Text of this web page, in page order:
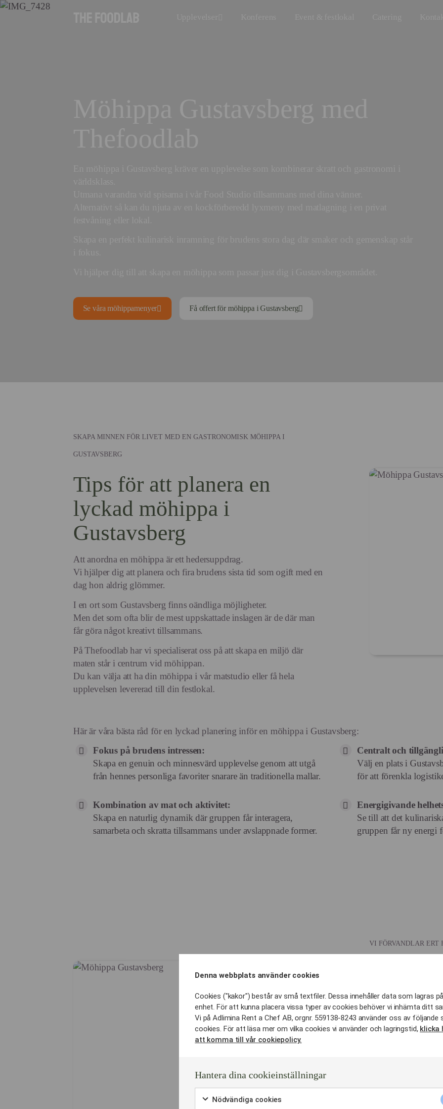
Se våra möhippamenyer Få offert för möhippa i Gustavsberg
SKAPA MINNEN FÖR LIVET MED EN GASTRONOMISK MÖHIPPA I
GUSTAVSBERG
Tips för att planera en
lyckad möhippa i
Gustavsberg
Att anordna en möhippa är ett hedersuppdrag.
Vi hjälper dig att planera och fira brudens sista tid som ogift med en
dag hon aldrig glömmer.
I en ort som Gustavsberg finns oändliga möjligheter.
Men det som ofta blir de mest uppskattade inslagen är de där man
får göra något kreativt tillsammans.
På Thefoodlab har vi specialiserat oss på att skapa en miljö där
maten står i centrum vid möhippan.
Du kan välja att ha din möhippa i vår matstudio eller få hela
upplevelsen levererad till din festlokal.
Här är våra bästa råd för en lyckad planering inför en möhippa i Gustavsberg:
Fokus på brudens intressen:
Skapa en genuin och minnesvärd upplevelse genom att utgå
från hennes personliga favoriter snarare än traditionella mallar.
Centralt och
Välj en plats i
för att förenkla
Kombination av mat och aktivitet:
Skapa en naturlig dynamik där gruppen får interagera,
samarbeta och skratta tillsammans under avslappnade former.
Energigivande
Se till att det
gruppen får ny energi
VI FÖRVANDLAR
I vår unika Food
Vasastan erbjuder
köket.
Vi har även
Denna webbplats använder cookies
Cookies ("kakor") består av små textfiler. Dessa innehåller data som lagras
enhet. För att kunna placera vissa typer av cookies behöver vi inhämta ditt
Vi på Adlimina Rent a Chef AB, orgnr. 559138-8243 använder oss av följande
cookies. För att läsa mer om vilka cookies vi använder och lagringstid, klicka
att komma till vår cookiepolicy.
Hantera dina cookieinställningar
Nödvändiga cookies